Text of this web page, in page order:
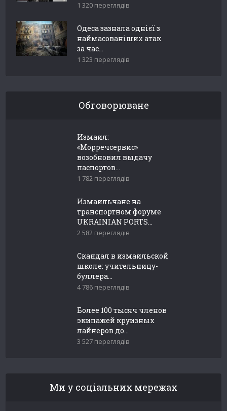
1 320 переглядів
Одеса зазнала однієї з
наймасованіших атак
за час...
1 323 переглядів
Обговорюване
Измаил:
«Морречсервис»
возобновил выдачу
паспортов...
1 782 переглядів
Измаильчане на
транспортном форуме
UKRAINIAN PORTS...
2 582 переглядів
Скандал в измаильской
школе: учительницу-
буллера...
4 786 переглядів
Более 100 тысяч членов
экипажей круизных
лайнеров до...
3 527 переглядів
Ми у соціальних мережах